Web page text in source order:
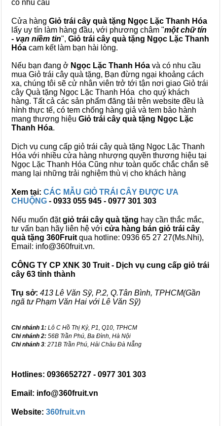
có nhu cầu
Cửa hàng Giỏ trái cây quà tặng Ngọc Lặc Thanh Hóa
lấy uy tín làm hàng đầu, với phương châm "một chữ tín
- vạn niềm tin", Giỏ trái cây quà tặng Ngọc Lặc Thanh
Hóa cam kết làm bạn hài lòng.
Nếu bạn đang ở Ngọc Lặc Thanh Hóa và có nhu cầu
mua Giỏ trái cây quà tặng, Bạn đừng ngại khoảng cách
xa, chúng tôi sẽ cử nhân viên trở tới tận nơi giao Giỏ trái
cây Quà tặng Ngọc Lặc Thanh Hóa cho quý khách
hàng. Tất cả các sản phẩm đăng tải trên website đều là
hình thực tế, có tem chống hàng giả và tem bảo hành
mang thương hiệu Giỏ trái cây quà tặng Ngọc Lặc
Thanh Hóa.
Dịch vụ cung cấp giỏ trái cây quà tặng Ngọc Lặc Thanh
Hóa với nhiều cửa hàng nhượng quyền thương hiệu tại
Ngọc Lặc Thanh Hóa Cũng như toàn quốc chắc chắn sẽ
mang lại những trải nghiệm thù vị cho khách hàng
Xem tại: CÁC MẪU GIỎ TRÁI CÂY ĐƯỢC ƯA
CHUỘNG - 0933 055 945 - 0977 301 303
Nếu muốn đặtgiỏ trái cây quà tặng hay cần thắc mắc,
tư vấn bạn hãy liên hệ với cửa hàng bán giỏ trái cây
quà tặng 360Fruit qua hotline: 0936 65 27 27(Ms.Nhi),
Email: info@360fruit.vn.
CÔNG TY CP XNK 30 Truit - Dịch vụ cung cấp giỏ trái
cây 63 tỉnh thành
Trụ sở: 413 Lê Văn Sỹ, P.2, Q.Tân Bình, TPHCM(Gần
ngã tư Phạm Văn Hai với Lê Văn Sỹ)
Chi nhánh 1: Lô C Hồ Thị Kỷ, P1, Q10, TPHCM
Chi nhánh 2: 56B Trần Phú, Ba Đình, Hà Nội
Chi nhánh 3: 271B Trần Phú, Hải Châu Đà Nẵng
Hotlines: 0936652727 - 0977 301 303
Email: info@360fruit.vn
Website: 360fruit.vn